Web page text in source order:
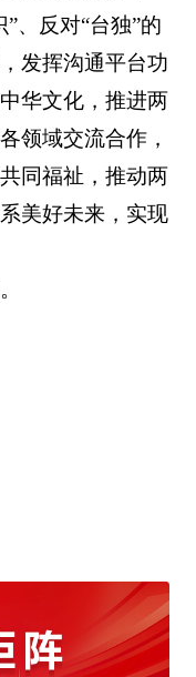
、反对“台独”的
发挥沟通平台功
华文化，推进两
领域交流合作，
同福祉，推动两
美好未来，实现